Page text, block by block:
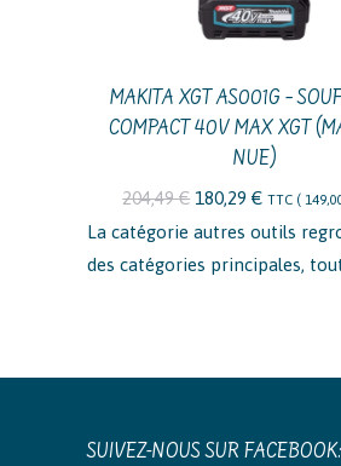
MAKITA XGT AS001G –
COMPACT 40V MAX XGT
NUE)
204,49€ Le
prix
initial
180,29€Le
prix
actuel
TTC (
La catégorie autres outils
des catégories principales,
SUIVEZ-NOUS SUR FACEBOOK: